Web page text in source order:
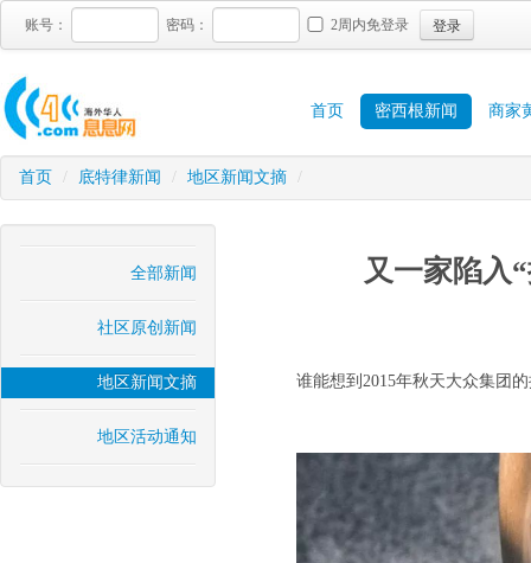
账号： 密码： 2周内免登录 登录
首页 密西根新闻 商家
首页 / 底特律新闻 / 地区新闻文摘 /
全部新闻
社区原创新闻
地区新闻文摘
地区活动通知
又一家陷入
谁能想到2015年秋天大众集团